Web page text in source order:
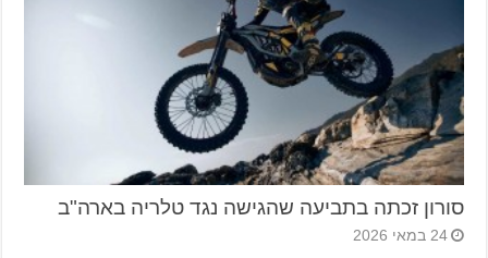
סורון זכתה בתביעה שהגישה נגד טלריה בארה"ב
24 במאי 2026